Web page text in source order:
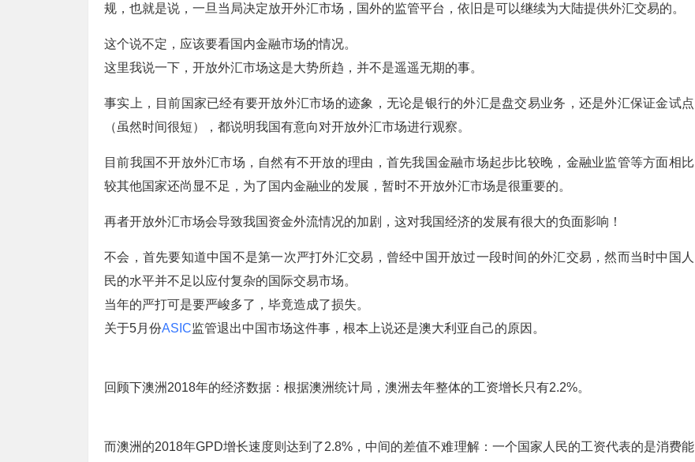
规，也就是说，一旦当局决定放开外汇市场，国外的监管平台，依旧是可以继续为大陆提供外汇交易的。
这个说不定，应该要看国内金融市场的情况。
这里我说一下，开放外汇市场这是大势所趋，并不是遥遥无期的事。
事实上，目前国家已经有要开放外汇市场的迹象，无论是银行的外汇是盘交易业务，还是外汇保证金试点
（虽然时间很短），都说明我国有意向对开放外汇市场进行观察。
目前我国不开放外汇市场，自然有不开放的理由，首先我国金融市场起步比较晚，金融业监管等方面相比
较其他国家还尚显不足，为了国内金融业的发展，暂时不开放外汇市场是很重要的。
再者开放外汇市场会导致我国资金外流情况的加剧，这对我国经济的发展有很大的负面影响！
不会，首先要知道中国不是第一次严打外汇交易，曾经中国开放过一段时间的外汇交易，然而当时中国人
民的水平并不足以应付复杂的国际交易市场。
当年的严打可是要严峻多了，毕竟造成了损失。
关于5月份ASIC监管退出中国市场这件事，根本上说还是澳大利亚自己的原因。
回顾下澳洲2018年的经济数据：根据澳洲统计局，澳洲去年整体的工资增长只有2.2%。
而澳洲的2018年GPD增长速度则达到了2.8%，中间的差值不难理解：一个国家人民的工资代表的是消费能